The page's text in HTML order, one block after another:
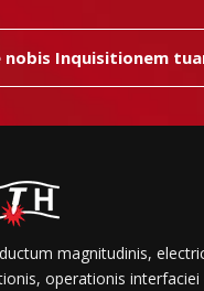
Inquisitionem
magnitudinis,
operationis interfaciei